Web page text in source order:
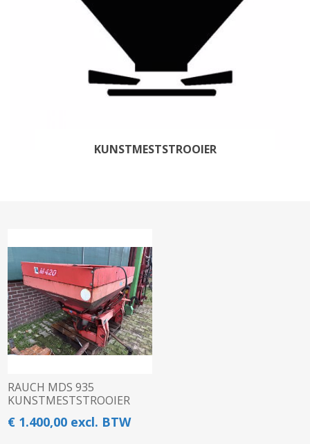
KUNSTMESTSTROOIER
RAUCH MDS 935
KUNSTMESTSTROOIER
€ 1.400,00 excl. BTW